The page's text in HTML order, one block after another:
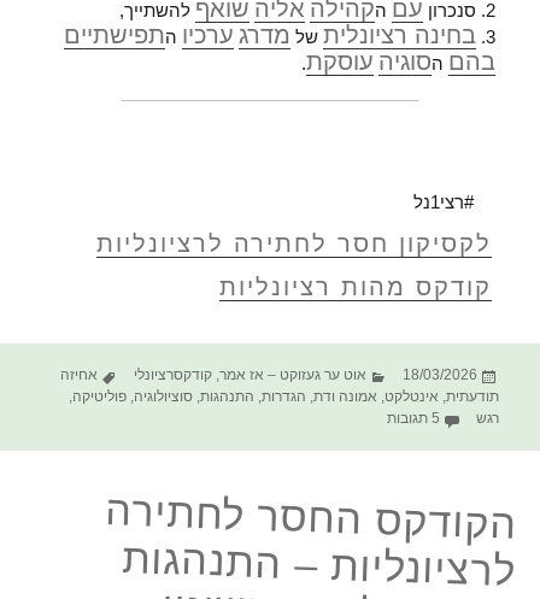
2. סנכרון
עם הקהילה אליה שואף להשתייך,
3. בחינה רציונלית של מדרג ערכיו התפישתיים
בהם הסוגיה עוסקת.
#רצי1נל
לקסיקון חסר לחתירה לרציונליות
קודקס מהות רציונליות
פורסם
בתאריך
18/03/2026 קטגוריות
אוט ער געזוקט – אז אמר,קודקסרציונלי תגיות
אחיזה
תודעתית, אינטלקט, אמונה ודת, הגדרות, התנהגות,סוציולוגיה,פוליטיקה,
רגש
5 תגובות על הקודקס החסר לחתירה לרציונליות – פוליטקה, עמדות
הקודקס החסר לחתירה
לרציונליות – התנהגות